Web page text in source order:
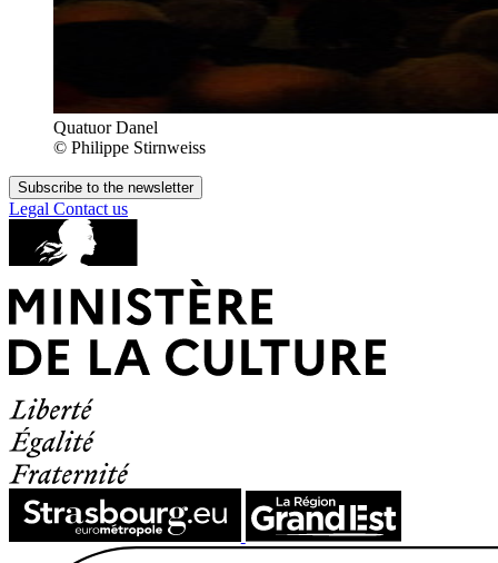
Quatuor Danel
© Philippe Stirnweiss
Subscribe to the newsletter
Legal Contact us